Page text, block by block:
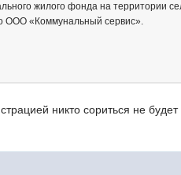
жилого фонда на территории
ООО «Коммунальный сервис».
никто сориться не